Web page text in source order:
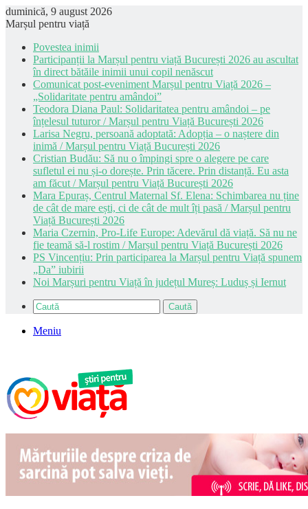
duminică, 9 august 2026
Marșul pentru viață
Povestea inimii
Participanții la Marșul pentru viață București 2026 au ascultat
în direct bătăile inimii unui copil nenăscut
Comunicat post-eveniment Marșul pentru Viață 2026 –
„Solidaritate pentru amândoi”
Teodora Diana Paul: Solidaritatea pentru amândoi – pe
înțelesul tuturor / Marșul pentru Viață București 2026
Larisa Negru, persoană adoptată: Adopția – o naștere din
inimă / Marșul pentru Viață București 2026
Cristian Budău: Să nu o împingi spre o alegere pe care
sufletul ei nu și-o dorește. Prin tăcere. Prin distanță. Eu asta
am făcut / Marșul pentru Viață București 2026
Mara Epuraș, Centrul Maternal Sf. Elena: Schimbarea nu ține
de cât de mare ești, ci de cât de mult îți pasă / Marșul pentru
Viață București 2026
Maria Czernin, Pro-Life Europe: Adevărul dă viață. Să nu ne
fie teamă să-l rostim / Marșul pentru Viață București 2026
PS Vincențiu: Prin participarea la Marșul pentru Viață spunem
„Da” iubirii
Noi Marșuri pentru Viață în județul Mureș: Luduș și Iernut
Caută
Meniu